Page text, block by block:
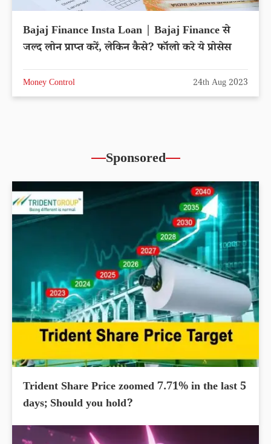
Bajaj Finance Insta Loan | Bajaj Finance से
जल्द लोन प्राप्त करें, लेकिन कैसे? फॉलो करे ये प्रोसेस
Money Control 24th Aug 2023
Sponsored
Trident Share Price zoomed 7.71% in the last 5
days; Should you hold?